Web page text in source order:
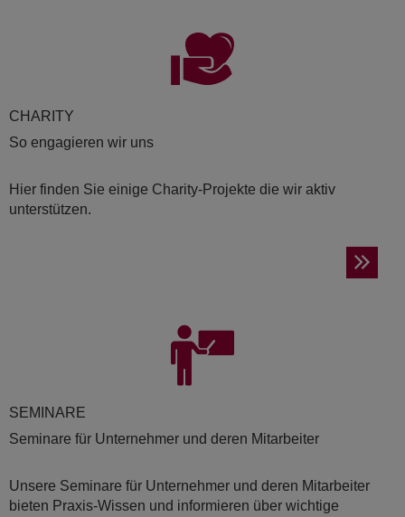
CHA­RI­TY
So engagieren wir uns
Hier finden Sie einige Charity-Projekte die wir aktiv
unterstützen.
SE­MI­NA­RE
Seminare für Unternehmer und deren Mitarbeiter
Unsere Seminare für Unternehmer und deren Mitarbeiter
bieten Praxis-Wissen und informieren über wichtige